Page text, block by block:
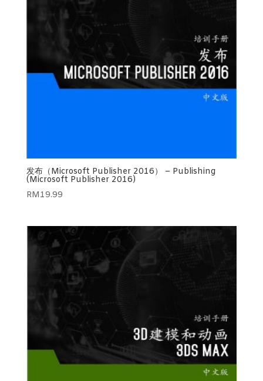
发布（Microsoft Publisher 2016） – Publishing
(Microsoft Publisher 2016)
RM19.99